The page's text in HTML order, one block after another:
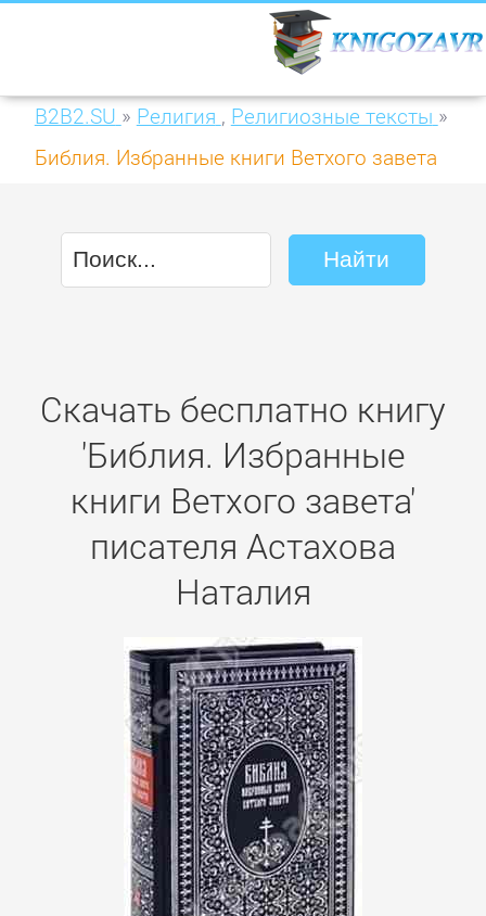
B2B2.SU » Религия , Религиозные тексты »
Библия. Избранные книги Ветхого завета
Скачать бесплатно книгу
'Библия. Избранные
книги Ветхого завета'
писателя Астахова
Наталия